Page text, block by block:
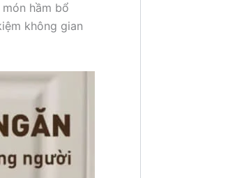
hầm bổ
không gian